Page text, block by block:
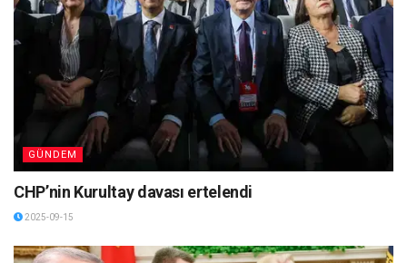
GÜNDEM
CHP’nin Kurultay davası ertelendi
2025-09-15